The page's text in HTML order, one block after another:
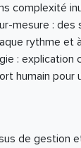
complexité
mesure : des
rythme et
: explication
humain pour
de gestion